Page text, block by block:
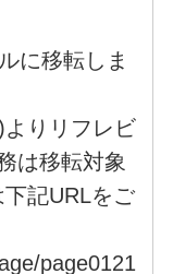
に移転しま
りリフレビ
は移転対象
記URLをご
page0121